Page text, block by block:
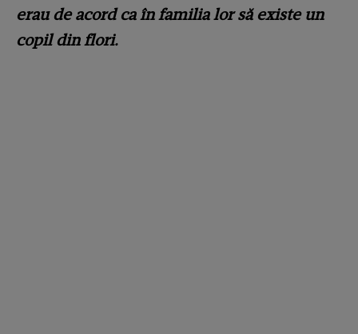
erau de acord ca în familia lor să existe un
copil din flori.